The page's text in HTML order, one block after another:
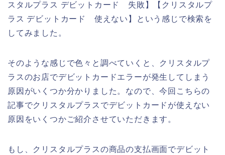
スタルプラス デビットカード 失敗】【クリスタルプ
ラス デビットカード 使えない】という感じで検索を
してみました。
そのような感じで色々と調べていくと、クリスタルプ
ラスのお店でデビットカードエラーが発生してしまう
原因がいくつか分かりました。なので、今回こちらの
記事でクリスタルプラスでデビットカードが使えない
原因をいくつかご紹介させていただきます。
もし、クリスタルプラスの商品の支払画面でデビット